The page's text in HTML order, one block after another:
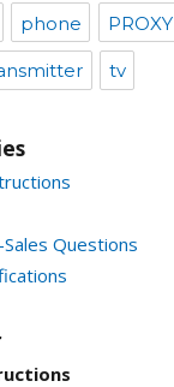
phone PROXY
tv
Questions